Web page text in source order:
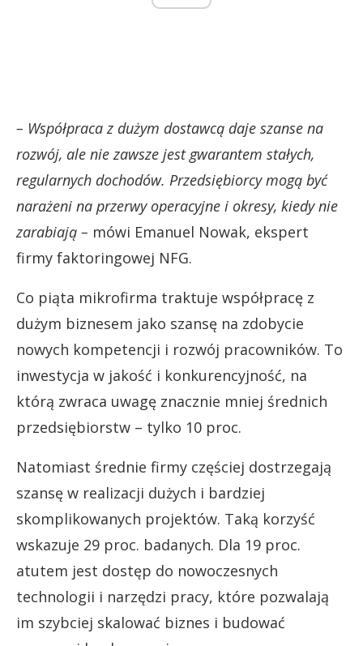
– Współpraca z dużym dostawcą daje szanse na
rozwój, ale nie zawsze jest gwarantem stałych,
regularnych dochodów. Przedsiębiorcy mogą być
narażeni na przerwy operacyjne i okresy, kiedy nie
zarabiają – mówi Emanuel Nowak, ekspert
firmy faktoringowej NFG.
Co piąta mikrofirma traktuje współpracę z
dużym biznesem jako szansę na zdobycie
nowych kompetencji i rozwój pracowników. To
inwestycja w jakość i konkurencyjność, na
którą zwraca uwagę znacznie mniej średnich
przedsiębiorstw – tylko 10 proc.
Natomiast średnie firmy częściej dostrzegają
szansę w realizacji dużych i bardziej
skomplikowanych projektów. Taką korzyść
wskazuje 29 proc. badanych. Dla 19 proc.
atutem jest dostęp do nowoczesnych
technologii i narzędzi pracy, które pozwalają
im szybciej skalować biznes i budować